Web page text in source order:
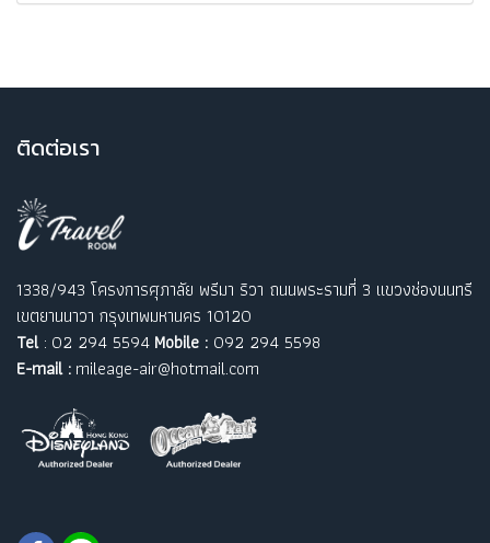
ติดต่อเรา
1338/943 โครงการศุภาลัย พรีมา ริวา ถนนพระรามที่ 3 แขวงช่องนนทรี
เขตยานนาวา กรุงเทพมหานคร 10120
Tel: 02 294 5594 Mobile : 092 294 5598
E-mail : mileage-air@hotmail.com